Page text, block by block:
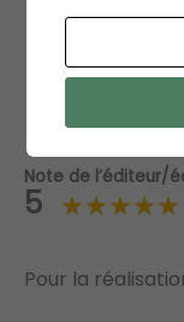
Note de l’éditeur/
5
Pour la